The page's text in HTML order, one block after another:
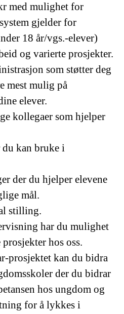
med mulighet for
gjelder for
18 år/vgs.-elever)
og varierte prosjekter.
som støtter deg
mest mulig på
elever.
kollegaer som hjelper
du kan bruke i
der du hjelper elevene
mål.
stilling.
har du mulighet
hos oss.
prosjektet kan du bidra
der du bidrar
hos ungdom og
for å lykkes i